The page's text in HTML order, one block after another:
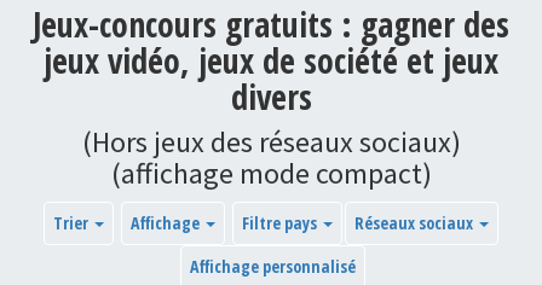
Jeux-concours gratuits : gagner des
jeux vidéo, jeux de société et jeux
divers
(Hors jeux des réseaux sociaux)
(affichage mode compact)
Trier Affichage Filtre pays
Réseaux sociaux
Affichage personnalisé